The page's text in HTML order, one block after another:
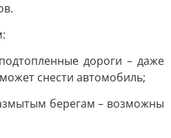
дороги – даже
снести автомобиль;
берегам – возможны